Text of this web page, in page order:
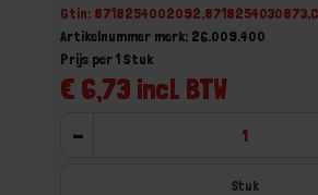
Gtin:
Artikelnummer merk: 26.009.400
€ 6,73 incl. BTW
Prijs per 1 Stuk
-
Stuk